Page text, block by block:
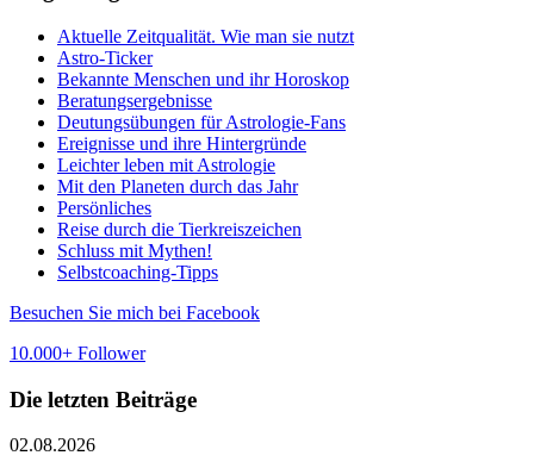
Aktuelle Zeitqualität. Wie man sie nutzt
Astro-Ticker
Bekannte Menschen und ihr Horoskop
Beratungsergebnisse
Deutungsübungen für Astrologie-Fans
Ereignisse und ihre Hintergründe
Leichter leben mit Astrologie
Mit den Planeten durch das Jahr
Persönliches
Reise durch die Tierkreiszeichen
Schluss mit Mythen!
Selbstcoaching-Tipps
Besuchen Sie mich bei Facebook
10.000+ Follower
Die letzten Beiträge
02.08.2026